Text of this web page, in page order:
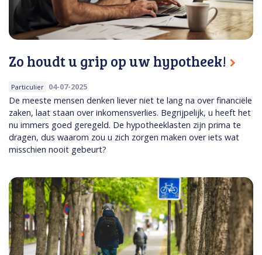
Zo houdt u grip op uw hypotheek!
Particulier 04-07-2025
De meeste mensen denken liever niet te lang na over financiële
zaken, laat staan over inkomensverlies. Begrijpelijk, u heeft het
nu immers goed geregeld. De hypotheeklasten zijn prima te
dragen, dus waarom zou u zich zorgen maken over iets wat
misschien nooit gebeurt?